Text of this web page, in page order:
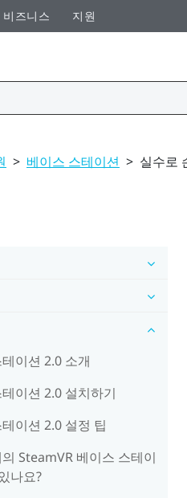
비즈니스 지원
> 베이스 스테이션 > 실수로
이션 2.0 소개
이션 2.0 설치하기
이션 2.0 설정 팁
SteamVR 베이스 스테이
나요?